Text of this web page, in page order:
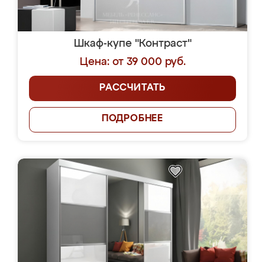
Шкаф-купе "Контраст"
Цена: от 39 000 руб.
РАССЧИТАТЬ
ПОДРОБНЕЕ